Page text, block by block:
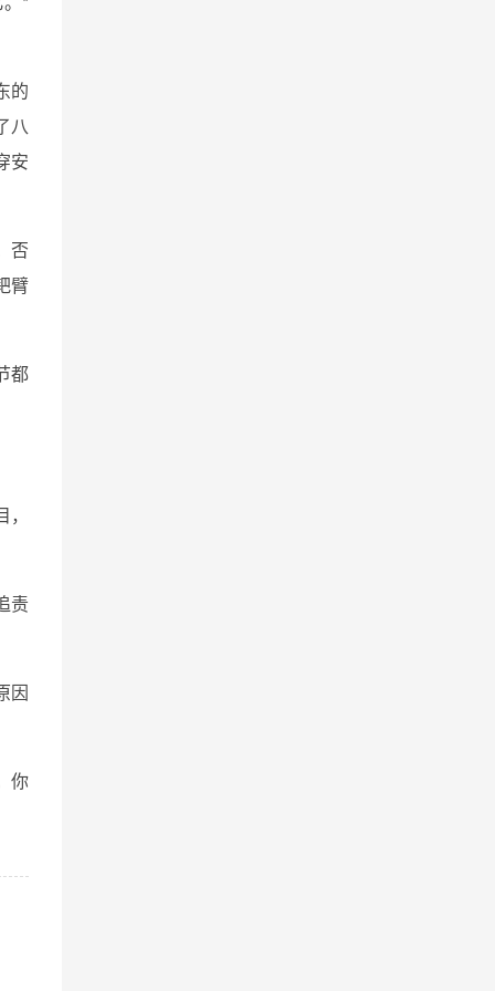
的
八
安
否
臂
都
责
因
你